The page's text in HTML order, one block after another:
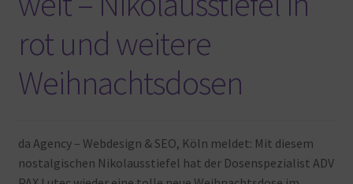
rot und weitere
Weihnachtsdosen
da Agency – Webdesign & SEO, Köln meldet: Mit diesem
nostalgischen Nikolausstiefel hat der Dosenspezialist ADV